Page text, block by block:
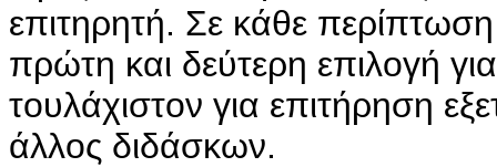
επιτηρητή. Σε κάθε
πρώτη και δεύτερη επιλογή
τουλάχιστον για επιτήρηση
άλλος διδάσκων.